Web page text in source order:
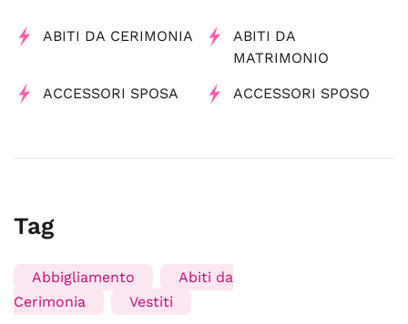
ABITI DA CERIMONIA
ABITI DA
MATRIMONIO
ACCESSORI SPOSA ACCESSORI SPOSO
Tag
Abbigliamento
Abiti da
Cerimonia
Vestiti